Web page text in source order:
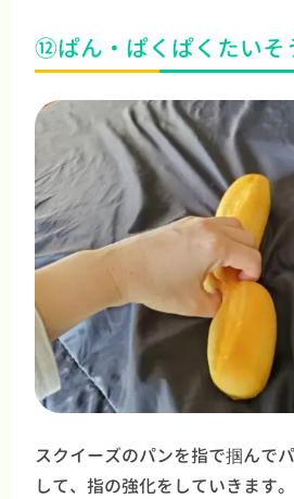
⑫ぱん・ぱくぱくたいそ
スクイーズのパンを指で掴んで
して、指の強化をしていきます。